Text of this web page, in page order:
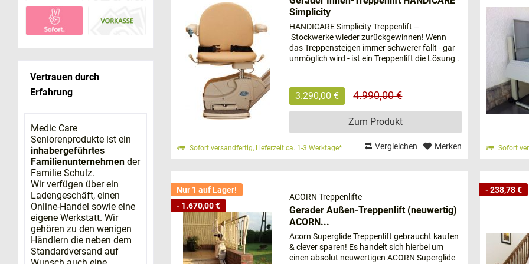
Vertrauen durch
Erfahrung
Medic Care
Seniorenprodukte ist ein
inhabergeführtes
Familienunternehmen der
Familie Schulz.
Wir verfügen über ein
Ladengeschäft, einen
Online-Handel sowie eine
eigene Werkstatt. Wir
gehören zu den wenigen
Händlern die neben dem
Standardversand auf
Welcher Treppenlift passt zu mir?
Die gute Nachricht: Sie können aus einem großen Angebot an Treppenlift-
Treppenhäusern montierbar. Besonders beliebt ist der Sitzlift, der sich vor allem
Wenn Ihnen das Hinsetzen und Aufstehen Probleme bereitet, kann ein Stehlift
allem an Menschen mit Gelenkerkrankungen, die nur eingeschränkt beweglich
oder mit Hilfe umsetzen können, sollten besser auf einen Plattformlift oder
Wie viele Etagen möchte ich mit dem Treppenlift zurücklegen?
Welche Art von Treppenlift benötige ich (Sitzlift, Hublift)?
Wie möchte ich meinen Treppenlift anschaffen (Neukauf/Miete/Gebraucht)?
Treppenlifte - wie unterscheiden sich die Modelle?
Es gibt eine große Anzahl von Treppenliften auf dem Markt. Die Modelle
Simplicity
HANDICARE Simplicity Treppenlift –
Stockwerke wieder zurückgewinnen! Wenn
das Treppensteigen immer schwerer fällt - gar
unmöglich wird - ist ein Treppenlift die Lösung .
3.290,00 € 4.990,00 €
Sofort versandfertig, Lieferzeit ca. 1-3 Werktage*
Zum Produkt
Vergleichen Merken Sofort
Nur 1 auf Lager!
- 1.670,00 €
ACORN Treppenlifte
Gerader Außen-Treppenlift (neuwertig)
ACORN...
Acorn Superglide Treppenlift gebraucht kaufen
& clever sparen! Es handelt sich hierbei um
einen absolut neuwertigen ACORN Superglide
- 238,78 €